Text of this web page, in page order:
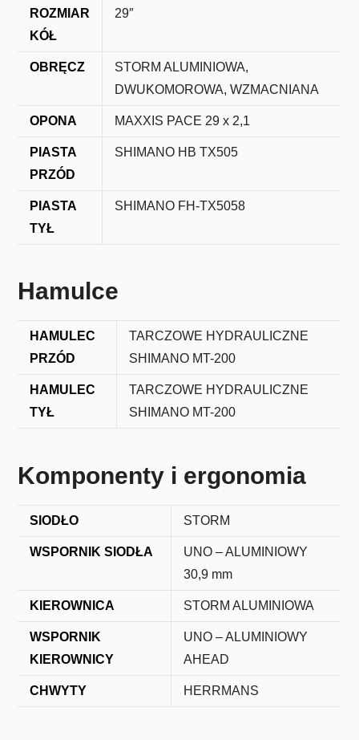
ROZMIAR
KÓŁ
29″
OBRĘCZ
STORM ALUMINIOWA,
DWUKOMOROWA, WZMACNIANA
OPONA MAXXIS PACE 29 x 2,1
PIASTA
PRZÓD
SHIMANO HB TX505
PIASTA
TYŁ
SHIMANO FH-TX5058
Hamulce
HAMULEC
PRZÓD
TARCZOWE HYDRAULICZNE
SHIMANO MT-200
HAMULEC
TYŁ
TARCZOWE HYDRAULICZNE
SHIMANO MT-200
Komponenty i ergonomia
SIODŁO STORM
WSPORNIK SIODŁA
UNO – ALUMINIOWY
30,9 mm
KIEROWNICA STORM ALUMINIOWA
WSPORNIK
KIEROWNICY
UNO – ALUMINIOWY
AHEAD
CHWYTY HERRMANS